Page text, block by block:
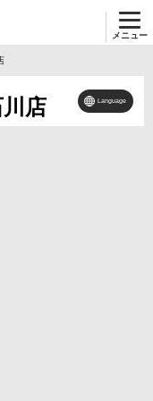
メニュー
店 Language